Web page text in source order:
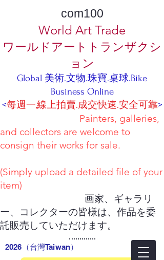
2026（台灣Taiwan）
com100
World Art Trade
ワールドアートトランザクシ
ョン
Global 美術.文物.珠寶.桌球.Bike
Business Online
<每週一,線上拍賣.成交快速.安全可靠>
Painters, galleries,
and collectors are welcome to
consign their works for sale.
(Simply upload a detailed file of your
item)
画家、ギャラリ
ー、コレクターの皆様は、作品を委
託販売していただけます。